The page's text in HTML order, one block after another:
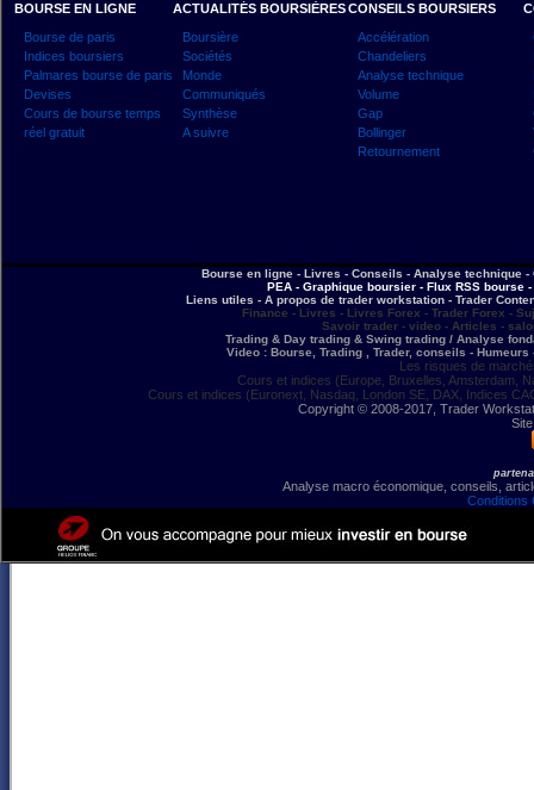
BOURSE EN LIGNE
Bourse de paris
Indices boursiers
Palmares bourse de paris
Devises
Cours de bourse temps
réel gratuit
ACTUALITÉS BOURSIÈRES
Boursière
Sociétés
Monde
Communiqués
Synthèse
A suivre
CONSEILS BOURSIERS
Accélération
Chandeliers
Analyse technique
Volume
Gap
Bollinger
Retournement
Bourse en ligne - Livres - Conseils - Analyse technique
PEA - Graphique boursier - Flux RSS bourse
Liens utiles - A propos de trader workstation - Trader
Finance - Livres - Livres Forex - Trader Forex -
Savoir trader - video - Articles -
Trading & Day trading & Swing trading / Analyse
Video : Bourse, Trading , Trader, conseils -
Les risques de
Cours et indices (Europe, Bruxelles, Amsterdam,
Cours et indices (Euronext, Nasdaq, London SE, DAX, Indices
Copyright © 2008-2017, Trader
Analyse macro économique, conseils,
Conditions